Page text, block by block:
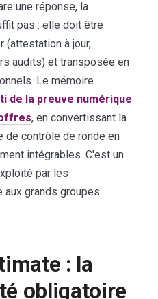
une réponse, la
pas : elle doit être
(attestation à jour,
audits) et transposée en
Le mémoire
de la preuve numérique
, en convertissant la
contrôle de ronde en
intégrables. C'est un
par les
grands groupes.
: la
obligatoire